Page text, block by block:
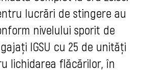
lucrări de stingere au
nivelului sporit de
IGSU cu 25 de unități
lichidarea flăcărilor, în